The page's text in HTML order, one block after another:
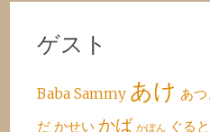
ゲスト
Baba Sammy あけ あつ
だ かせい かば かぽん ぐると